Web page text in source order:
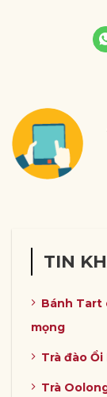
TIN
Bánh Tart
mọng
Trà đào
Trà